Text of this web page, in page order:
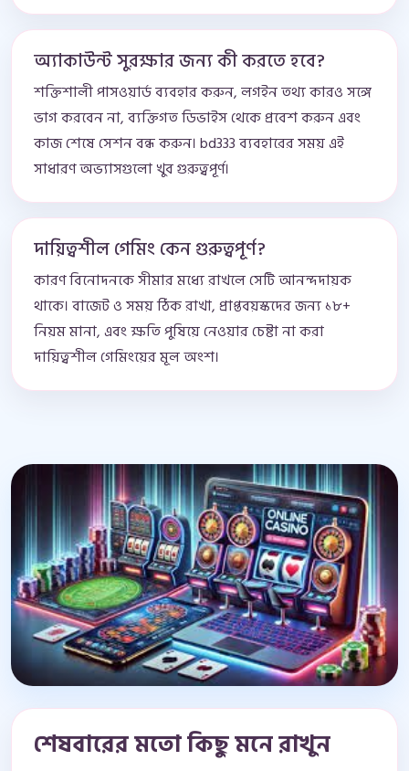
অ্যাকাউন্ট সুরক্ষার জন্য কী করতে হবে?
শক্তিশালী পাসওয়ার্ড ব্যবহার করুন, লগইন তথ্য কারও সঙ্গে
ভাগ করবেন না, ব্যক্তিগত ডিভাইস থেকে প্রবেশ করুন এবং
কাজ শেষে সেশন বন্ধ করুন। bd333 ব্যবহারের সময় এই
সাধারণ অভ্যাসগুলো খুব গুরুত্বপূর্ণ।
দায়িত্বশীল গেমিং কেন গুরুত্বপূর্ণ?
কারণ বিনোদনকে সীমার মধ্যে রাখলে সেটি আনন্দদায়ক
থাকে। বাজেট ও সময় ঠিক রাখা, প্রাপ্তবয়স্কদের জন্য ১৮+
নিয়ম মানা, এবং ক্ষতি পুষিয়ে নেওয়ার চেষ্টা না করা
দায়িত্বশীল গেমিংয়ের মূল অংশ।
শেষবারের মতো কিছু মনে রাখুন